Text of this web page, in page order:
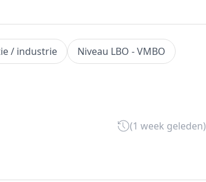
/ industrie Niveau LBO - VMBO
(1 week geleden)